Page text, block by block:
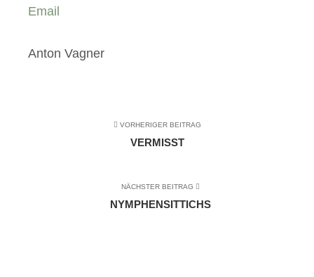
Email
Anton Vagner
VORHERIGER BEITRAG
VERMISST
NÄCHSTER BEITRAG
NYMPHENSITTICHS